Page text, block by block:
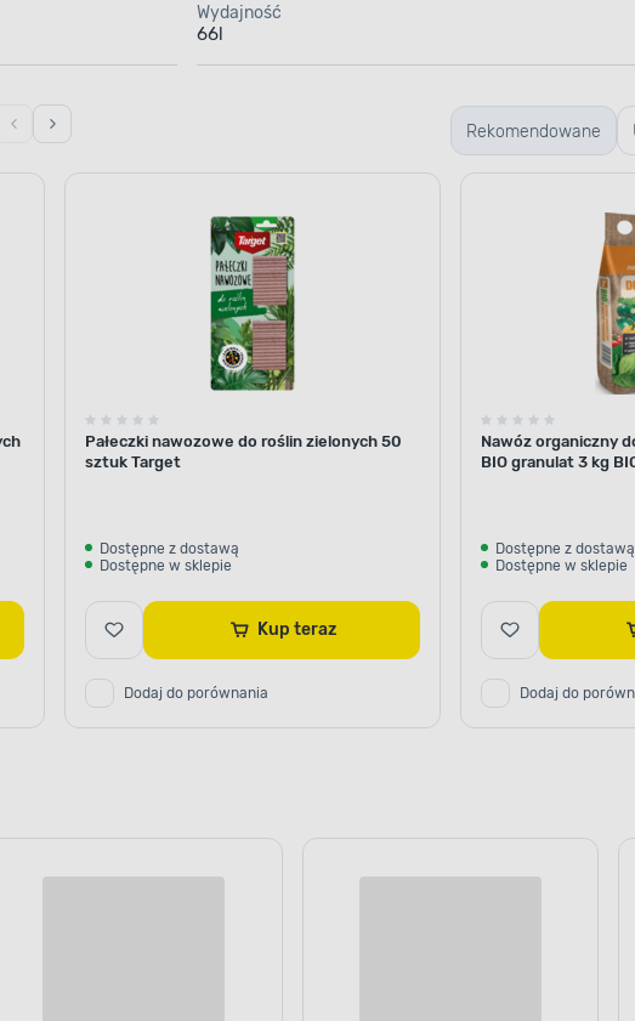
Wydajność
66l
Rekomendowane
Pałeczki nawozowe do roślin zielonych 50
sztuk Target
Dostępne z dostawą
Dostępne w sklepie
Kup teraz
Dodaj do porównania
Nawóz organiczny
BIO granulat 3 kg
Dostępne z dostawą
Dostępne w sklepie
Dodaj do